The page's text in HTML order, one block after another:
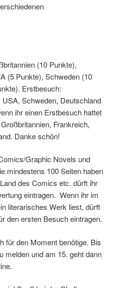
(10 Punkte),
(5 Punkte), Schweden (10
Erstbesuch:
Schweden, Deutschland
ihr einen Erstbesuch hattet
Frankreich,
Danke schön!
Graphic Novels und
mindestens 100 Seiten haben
des Comics etc. dürft ihr
eintragen. Wenn ihr im
literarisches Werk liest, dürft
den ersten Besuch eintragen.
für den Moment benötige. Bis
melden und am 15. geht dann